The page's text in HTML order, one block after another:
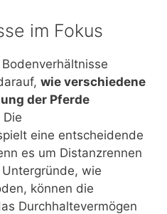
im Fokus
wie verschiedene
der Pferde
Die
eine entscheidende
es um Distanzrennen
wie
können die
Durchhaltevermögen